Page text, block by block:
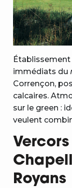
immédiats du
Corrençon,
calcaires.
sur le green :
veulent
Royans